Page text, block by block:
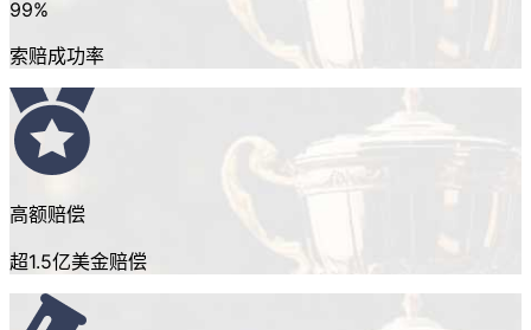
99%
索赔成功率
高额赔偿
超1.5亿美金赔偿